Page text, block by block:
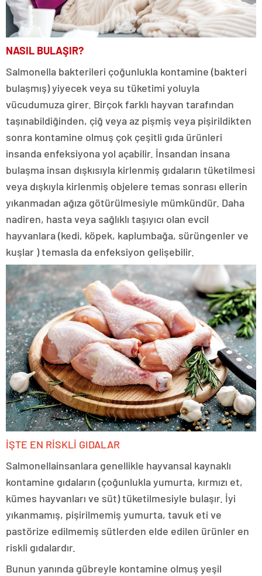
NASIL BULAŞIR?
Salmonella bakterileri çoğunlukla kontamine (bakteri
bulaşmış) yiyecek veya su tüketimi yoluyla
vücudumuza girer. Birçok farklı hayvan tarafından
taşınabildiğinden, çiğ veya az pişmiş veya pişirildikten
sonra kontamine olmuş çok çeşitli gıda ürünleri
insanda enfeksiyona yol açabilir. İnsandan insana
bulaşma insan dışkısıyla kirlenmiş gıdaların tüketilmesi
veya dışkıyla kirlenmiş objelere temas sonrası ellerin
yıkanmadan ağıza götürülmesiyle mümkündür. Daha
nadiren, hasta veya sağlıklı taşıyıcı olan evcil
hayvanlara (kedi, köpek, kaplumbağa, sürüngenler ve
kuşlar ) temasla da enfeksiyon gelişebilir.
İŞTE EN RİSKLİ GIDALAR
Salmonellainsanlara genellikle hayvansal kaynaklı
kontamine gıdaların (çoğunlukla yumurta, kırmızı et,
kümes hayvanları ve süt) tüketilmesiyle bulaşır. İyi
yıkanmamış, pişirilmemiş yumurta, tavuk eti ve
pastörize edilmemiş sütlerden elde edilen ürünler en
riskli gıdalardır.
Bunun yanında gübreyle kontamine olmuş yeşil